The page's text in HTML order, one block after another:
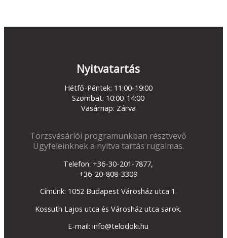
Nyitvatartás
Hétfő-Péntek: 11:00-19:00
Szombat: 10:00-14:00
Vasárnap: Zárva
Törzsvásárlói programunkban résztvevő
Ügyfeleinknek a nyitva tartás rugalmas.
Telefon: +36-30-201-7877,
+36-20-808-3309
Címünk: 1052 Budapest Városház utca 1.
Kossuth Lajos utca és Városház utca sarok.
E-mail: info@telodoki.hu